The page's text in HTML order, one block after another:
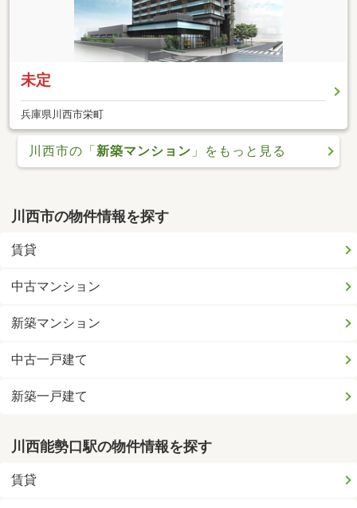
未定
兵庫県川西市栄町
川西市の「 新築マンション 」をもっと見る
川西市の物件情報を探す
賃貸
中古マンション
新築マンション
中古一戸建て
新築一戸建て
川西能勢口駅の物件情報を探す
賃貸